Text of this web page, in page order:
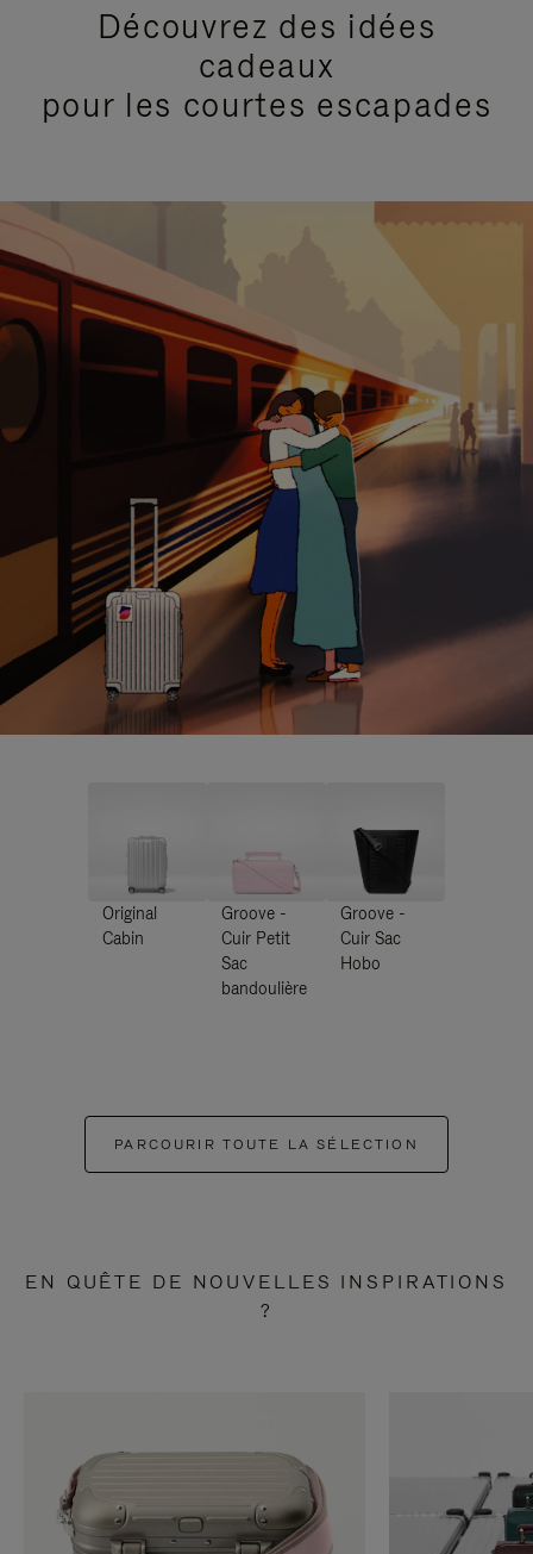
Découvrez des idées
cadeaux
pour les courtes escapades
Original
Cabin
Groove -
Cuir Petit
Sac
bandoulière
Groove -
Cuir Sac
Hobo
PARCOURIR TOUTE LA SÉLECTION
EN QUÊTE DE NOUVELLES INSPIRATIONS
?